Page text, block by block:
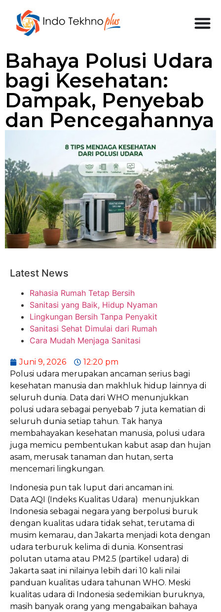
Bahaya Polusi Udara
bagi Kesehatan:
Dampak, Penyebab
dan Pencegahannya
Latest News
Rahasia Rumah Tetap Bersih
Sanitasi yang Baik, Hidup Nyaman
Lingkungan Bersih Tanpa Penyakit
Sanitasi Sehat Dimulai dari Rumah
Cara Mudah Menjaga Sanitasi
Juni 9, 2026
12:20 pm
Polusi udara merupakan ancaman serius bagi
kesehatan manusia dan makhluk hidup lainnya di
seluruh dunia. Data dari WHO menunjukkan
polusi udara sebagai penyebab 7 juta kematian di
seluruh dunia setiap tahun. Tak hanya
membahayakan kesehatan manusia, polusi udara
juga memicu pembentukan kabut asap dan hujan
asam, merusak tanaman dan hutan, serta
mencemari lingkungan.
Indonesia pun tak luput dari ancaman ini.
Data AQI (Indeks Kualitas Udara) menunjukkan
Indonesia sebagai negara yang berpolusi buruk
dengan kualitas udara tidak sehat, terutama di
musim kemarau, dan Jakarta menjadi kota dengan
udara terburuk kelima di dunia. Konsentrasi
polutan utama atau PM2.5 (partikel udara) di
Jakarta saat ini nilainya lebih dari 10 kali nilai
panduan kualitas udara tahunan WHO. Meski
kualitas udara di Indonesia sedemikian buruknya,
masih banyak orang yang mengabaikan bahaya